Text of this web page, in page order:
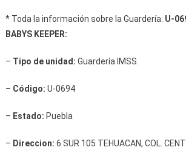
* Toda la información sobre la Guardería: U-
BABYS KEEPER:
– Tipo de unidad: Guardería IMSS.
– Código: U-0694
– Estado: Puebla
– Direccion: 6 SUR 105 TEHUACAN, COL.